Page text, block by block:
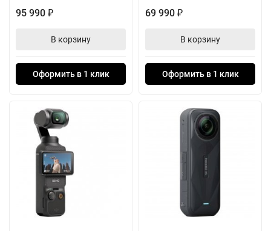
95 990 ₽
В корзину
Оформить в 1 клик
69 990 ₽
В корзину
Оформить в 1 клик